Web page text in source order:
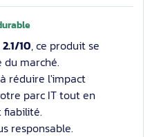
2.1/10, ce produit se
du marché.
réduire l'impact
parc IT tout en
responsable.